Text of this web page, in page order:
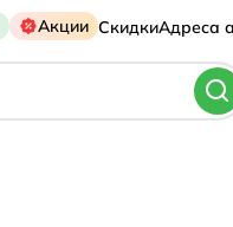
Акции СкидкиАдреса